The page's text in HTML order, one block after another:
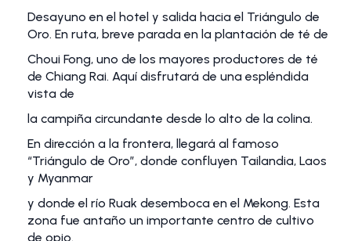
Desayuno en el hotel y salida hacia el Triángulo de
Oro. En ruta, breve parada en la plantación de té de
Choui Fong, uno de los mayores productores de té
de Chiang Rai. Aquí disfrutará de una espléndida
vista de
la campiña circundante desde lo alto de la colina.
En dirección a la frontera, llegará al famoso
“Triángulo de Oro”, donde confluyen Tailandia, Laos
y Myanmar
y donde el río Ruak desemboca en el Mekong. Esta
zona fue antaño un importante centro de cultivo
de opio.